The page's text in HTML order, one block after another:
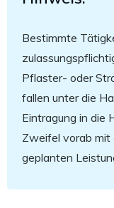
Bestimmte
Pflaster- oder
fallen unter die
Eintragung in die
Zweifel vorab mit
geplanten